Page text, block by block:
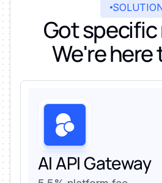
Got
We're here
AI API Gateway